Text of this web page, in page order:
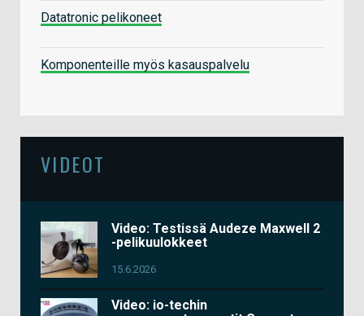
Datatronic pelikoneet
Komponenteille myös kasauspalvelu
VIDEOT
Video: Testissä Audeze Maxwell 2
-pelikuulokkeet
15.6.2026
Video: io-techin